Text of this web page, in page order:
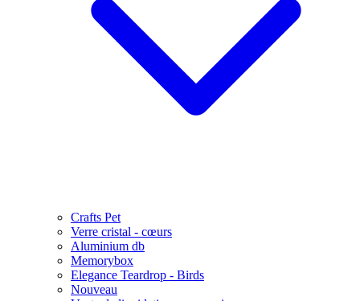
Crafts Pet
Verre cristal - cœurs
Aluminium db
Memorybox
Elegance Teardrop - Birds
Nouveau